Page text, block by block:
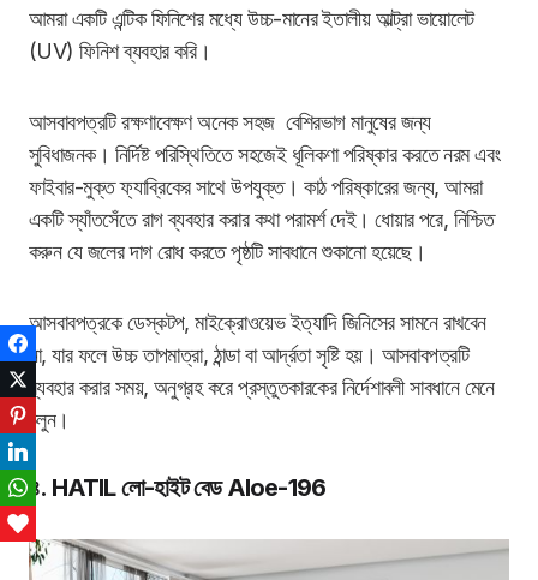
আমরা একটি এন্টিক ফিনিশের মধ্যে উচ্চ-মানের ইতালীয় আল্ট্রা ভায়োলেট
(UV) ফিনিশ ব্যবহার করি।
আসবাবপত্রটি রক্ষণাবেক্ষণ অনেক সহজ বেশিরভাগ মানুষের জন্য
সুবিধাজনক। নির্দিষ্ট পরিস্থিতিতে সহজেই ধূলিকণা পরিষ্কার করতে নরম এবং
ফাইবার-মুক্ত ফ্যাব্রিকের সাথে উপযুক্ত। কাঠ পরিষ্কারের জন্য, আমরা
একটি স্যাঁতসেঁতে রাগ ব্যবহার করার কথা পরামর্শ দেই। ধোয়ার পরে, নিশ্চিত
করুন যে জলের দাগ রোধ করতে পৃষ্ঠটি সাবধানে শুকানো হয়েছে।
আসবাবপত্রকে ডেস্কটপ, মাইক্রোওয়েভ ইত্যাদি জিনিসের সামনে রাখবেন
না, যার ফলে উচ্চ তাপমাত্রা, ঠান্ডা বা আর্দ্রতা সৃষ্টি হয়। আসবাবপত্রটি
ব্যবহার করার সময়, অনুগ্রহ করে প্রস্তুতকারকের নির্দেশাবলী সাবধানে মেনে
চলুন।
৪. HATIL লো-হাইট বেড Aloe-196
Twitter
Pinterest
WhatsApp